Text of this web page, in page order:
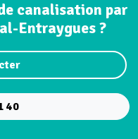
canalisation par
Entraygues ?
40